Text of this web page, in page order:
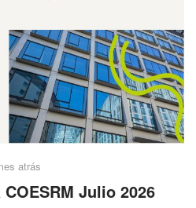
atrás
Julio 2026